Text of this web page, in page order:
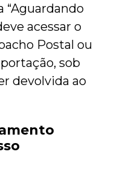
“Aguardando
acessar o
Postal ou
sob
devolvida ao